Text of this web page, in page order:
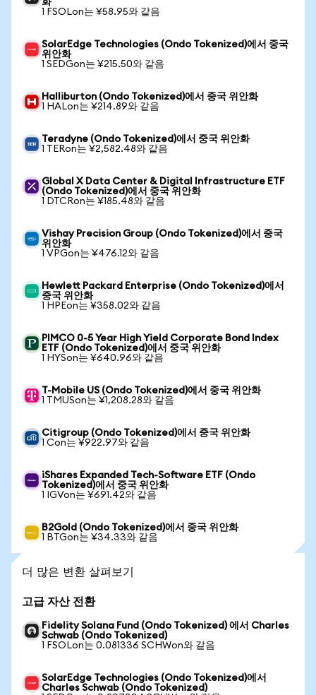
화
1 FSOLon는 ¥58.95와 같음
SolarEdge Technologies (Ondo Tokenized)에서 중국
위안화
1 SEDGon는 ¥215.50와 같음
Halliburton (Ondo Tokenized)에서 중국 위안화
1 HALon는 ¥214.89와 같음
Teradyne (Ondo Tokenized)에서 중국 위안화
1 TERon는 ¥2,582.48와 같음
Global X Data Center & Digital Infrastructure ETF
(Ondo Tokenized)에서 중국 위안화
1 DTCRon는 ¥185.48와 같음
Vishay Precision Group (Ondo Tokenized)에서 중국
위안화
1 VPGon는 ¥476.12와 같음
Hewlett Packard Enterprise (Ondo Tokenized)에서
중국 위안화
1 HPEon는 ¥358.02와 같음
PIMCO 0-5 Year High Yield Corporate Bond Index
ETF (Ondo Tokenized)에서 중국 위안화
1 HYSon는 ¥640.96와 같음
T-Mobile US (Ondo Tokenized)에서 중국 위안화
1 TMUSon는 ¥1,208.28와 같음
Citigroup (Ondo Tokenized)에서 중국 위안화
1 Con는 ¥922.97와 같음
iShares Expanded Tech-Software ETF (Ondo
Tokenized)에서 중국 위안화
1 IGVon는 ¥691.42와 같음
B2Gold (Ondo Tokenized)에서 중국 위안화
1 BTGon는 ¥34.33와 같음
더 많은 변환 살펴보기
고급 자산 전환
Fidelity Solana Fund (Ondo Tokenized) 에서 Charles
Schwab (Ondo Tokenized)
1 FSOLon는 0.081336 SCHWon와 같음
SolarEdge Technologies (Ondo Tokenized)에서
Charles Schwab (Ondo Tokenized)